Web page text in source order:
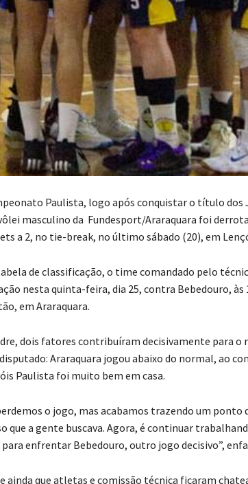
Paulista, logo após conquistar o título dos
masculino da Fundesport/Araraquara foi
a 2, no tie-break, no último sábado (20), em
de classificação, o time comandado pelo
nesta quinta-feira, dia 25, contra Bebedouro, às
em Araraquara.
dois fatores contribuíram decisivamente para o
Araraquara jogou abaixo do normal, ao
Paulista foi muito bem em casa.
o jogo, mas acabamos trazendo um ponto
que a gente buscava. Agora, é continuar
enfrentar Bebedouro, outro jogo decisivo”,
ainda que atletas e comissão técnica ficaram